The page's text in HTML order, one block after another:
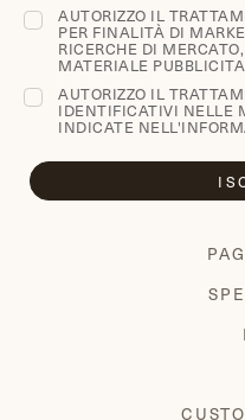
AUTORIZZO IL
PER FINALITÀ DI
RICERCHE DI
MATERIALE
AUTORIZZO IL
IDENTIFICATIVI NELLE
INDICATE NELL'